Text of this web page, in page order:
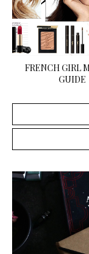
FRENCH GIRL
GUIDE